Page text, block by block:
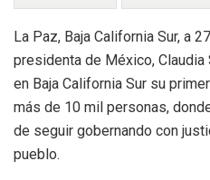
La Paz, Baja California Sur, a
presidenta de México, Claudia
en Baja California Sur su
más de 10 mil personas,
de seguir gobernando con
pueblo.